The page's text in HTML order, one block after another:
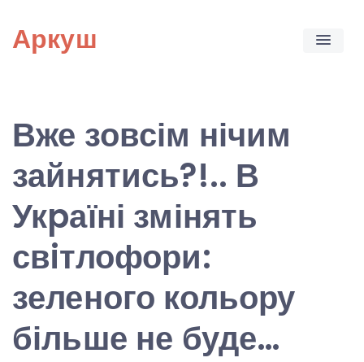
content
Аркуш
Вже зовсім нічим
зайнятись?!.. В
Укpаїні змінять
свiтлофори:
зеленого кольору
більше не буде…